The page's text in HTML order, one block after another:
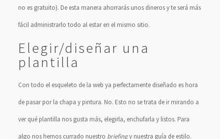
no es gratuito). De esta manera ahorrarás unos dineros y te será más
fácil administrarlo todo al estar en el mismo sitio.
Elegir/diseñar una
plantilla
Con todo el esqueleto de la web ya perfectamente diseñado es hora
de pasar por la chapa y pintura. No. Esto no se trata de ir mirando a
ver qué plantilla nos gusta más, elegirla, enchufarla y listos. Para
algo nos hemos currado nuestro briefingy nuestra guía de estilo.